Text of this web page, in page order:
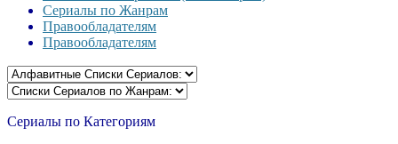
Сериалы по Жанрам
Правообладателям
Правообладателям
Сериалы по Категориям